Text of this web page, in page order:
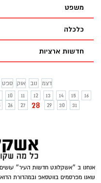
משפט
כלכלה
חדשות ארציות
ספט אוק נוב
דצמ
10 11 12 13 14 15
16
26 27 28 29 30 31
אנחנו ב ״אשקלונט חדשות העיר״
שאנו מפרסמים בווטסאפ ובמהדורת